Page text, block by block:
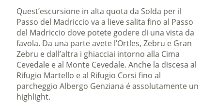
Quest’escursione in alta quota da Solda per il
Passo del Madriccio va a lieve salita fino al Passo
del Madriccio dove potete godere di una vista da
favola. Da una parte avete l’Ortles, Zebru e Gran
Zebru e dall’altra i ghiacciai intorno alla Cima
Cevedale e al Monte Cevedale. Anche la discesa al
Rifugio Martello e al Rifugio Corsi fino al
parcheggio Albergo Genziana é assolutamente un
highlight.